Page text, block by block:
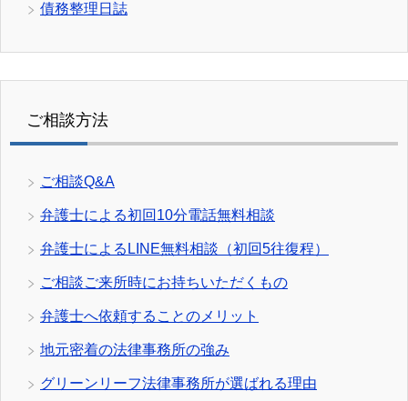
債務整理日誌
ご相談方法
ご相談Q&A
弁護士による初回10分電話無料相談
弁護士によるLINE無料相談（初回5往復程）
ご相談ご来所時にお持ちいただくもの
弁護士へ依頼することのメリット
地元密着の法律事務所の強み
グリーンリーフ法律事務所が選ばれる理由